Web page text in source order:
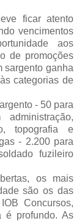
ficar atento
vencimentos
aos
de promoções
sargento ganha
categorias de
- 50 para
topografia e
- 2.200 para
fuzileiro
os mais
são os das
Concursos,
é profundo. As